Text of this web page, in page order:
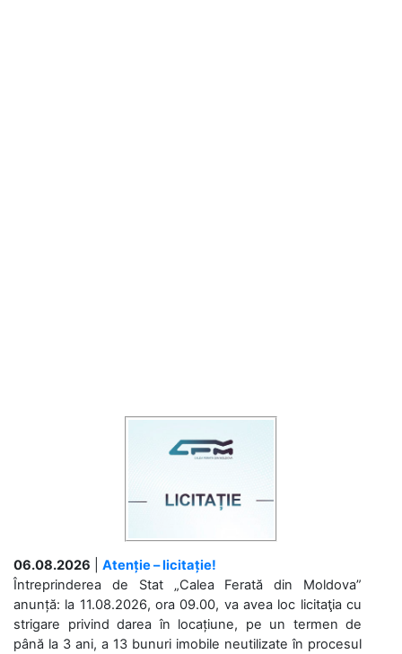
06.08.2026
Atenție – licitație!
Întreprinderea de Stat „Calea Ferată din Moldova”
anunță: la 11.08.2026, ora 09.00, va avea loc licitaţia cu
strigare privind darea în locațiune, pe un termen de
până la 3 ani, a 13 bunuri imobile neutilizate în procesul